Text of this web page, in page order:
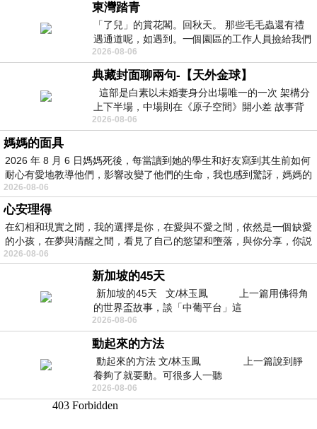
東灣踏青
「了兒」的賞花閣。回秋天。 那些毛毛蟲還有禮
遇通道呢，如遇到。一個園區的工作人員撿給我們
細賞。
2026-08-06
典藏封面聊兩句-【天外金球】
這部是白素以未婚妻身分出場唯一的一次 架構分
上下半場，中場則在《原子空間》開小差 故事背
景影射西藏境外流亡 地下組織
2026-08-06
媽媽的面具
2026 年 8 月 6 日媽媽死後，每當讀到她的學生和好友寫到其生前如何
耐心有愛地教導他們，影響改變了他們的生命，我也感到驚訝，媽媽的
2026-08-06
心安理得
在幻相和現實之間，我的選擇是你，在愛與不愛之間，依然是一個缺愛
的小孩，在夢與清醒之間，看見了自己的慾望和墮落，與你分享，你説
2026-08-06
新加坡的45天
新加坡的45天 文/林玉鳳 上一篇用佛得角
的世界盃故事，談「中葡平台」這
2026-08-06
動起來的方法
動起來的方法 文/林玉鳳 上一篇說到靜
養夠了就要動。可很多人一聽
2026-08-06